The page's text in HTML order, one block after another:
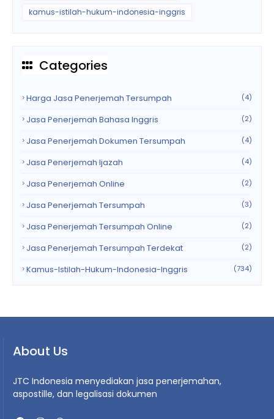
kamus-istilah-hukum-indonesia-inggris
Categories
Harga Jasa Penerjemah Tersumpah (4)
Jasa Penerjemah Bahasa Inggris (2)
Jasa Penerjemah Dokumen Tersumpah (4)
Jasa Penerjemah Ijazah (4)
Jasa Penerjemah Online (2)
Jasa Penerjemah Tersumpah (3)
Jasa Penerjemah Tersumpah Online (2)
Jasa Penerjemah Tersumpah Terdekat (2)
Kamus-Istilah-Hukum-Indonesia-Inggris (734)
About Us
JTC Indonesia menyediakan jasa penerjemahan,
aspostille, dan legalisasi dokumen